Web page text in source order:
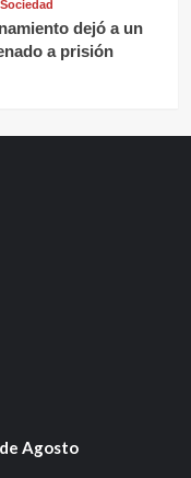
Sociedad
dejó a un
a prisión
Agosto